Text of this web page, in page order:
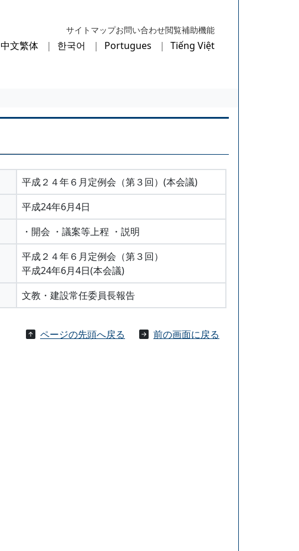
サイトマップお問い合わせ閲覧補助機能
中文繁体 한국어 Portugues Tiếng Việt
平成２４年６月定例会（第３回）(本会議)
平成24年6月4日
・開会 ・議案等上程 ・説明
平成２４年６月定例会（第３回）
平成24年6月4日(本会議)
文教・建設常任委員長報告
ページの先頭へ戻る 前の画面に戻る